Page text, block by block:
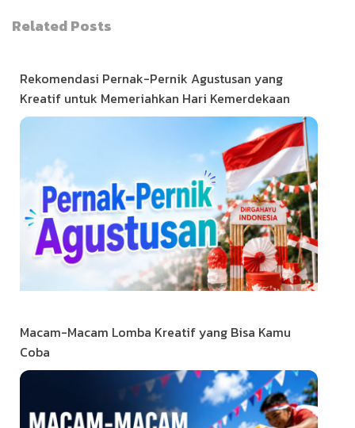
Related Posts
Rekomendasi Pernak-Pernik Agustusan yang
Kreatif untuk Memeriahkan Hari Kemerdekaan
Macam-Macam Lomba Kreatif yang Bisa Kamu
Coba